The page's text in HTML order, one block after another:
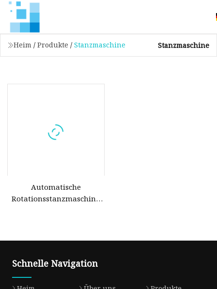
Heim / Produkte / Stanzmaschine Stanzmaschine
Automatische
Rotationsstanzmaschine
Schnelle Navigation